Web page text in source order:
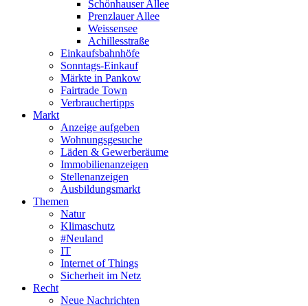
Schönhauser Allee
Prenzlauer Allee
Weissensee
Achillesstraße
Einkaufsbahnhöfe
Sonntags-Einkauf
Märkte in Pankow
Fairtrade Town
Verbrauchertipps
Markt
Anzeige aufgeben
Wohnungsgesuche
Läden & Gewerberäume
Immobilienanzeigen
Stellenanzeigen
Ausbildungsmarkt
Themen
Natur
Klimaschutz
#Neuland
IT
Internet of Things
Sicherheit im Netz
Recht
Neue Nachrichten